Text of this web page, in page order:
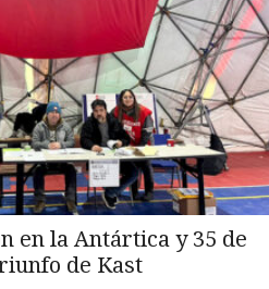
en la Antártica y 35 de
de Kast